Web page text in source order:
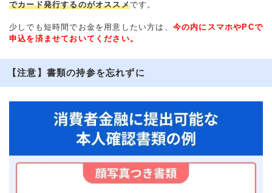
でカード発行するのがオススメです。
少しでも短時間でお金を用意したい方は、 今の内にスマホやPCで
申込を済ませておいてください。
【注意】書類の持参を忘れずに